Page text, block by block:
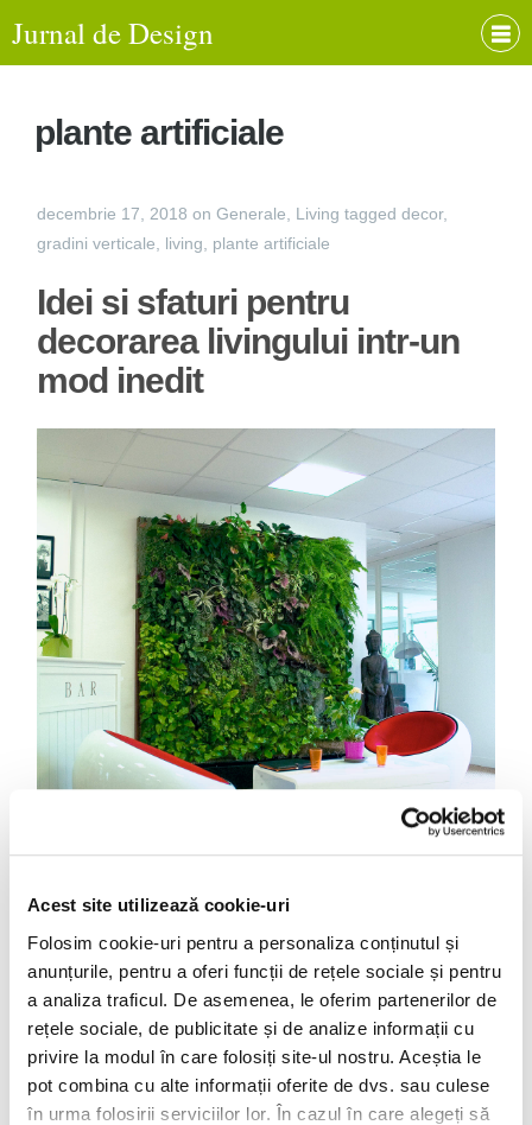
Acest site utilizează cookie-uri
Folosim cookie-uri pentru a personaliza conținutul și
anunțurile, pentru a oferi funcții de rețele sociale și pentru
a analiza traficul. De asemenea, le oferim partenerilor de
rețele sociale, de publicitate și de analize informații cu
privire la modul în care folosiți site-ul nostru. Aceștia le
pot combina cu alte informații oferite de dvs. sau culese
în urma folosirii serviciilor lor. În cazul în care alegeți să
Jurnal de Design
plante artificiale
decembrie 17, 2018 on Generale Living tagged decor,
gradini verticale
living plante artificiale
Idei si sfaturi pentru
decorarea livingului intr-un
mod inedit
Cum îți poți decora spațiile interioare cu cele mai
încântătoare tablouri verzi Circulă milioane de fotografii cu
fel și fel de idei de amenajare a livingului, de unde oricine se
poate inspira în a face alegerile potrivite pentru gusturile sale.
Însă, trebuie să recunoaștem că un mod unic și natural de a
decora livingul, făcându-l …